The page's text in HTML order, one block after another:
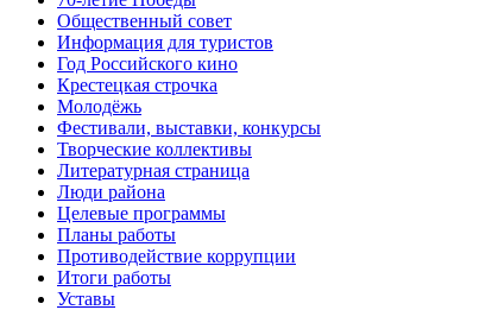
Общественный совет
Информация для туристов
Год Российского кино
Крестецкая строчка
Молодёжь
Фестивали, выставки, конкурсы
Творческие коллективы
Литературная страница
Люди района
Целевые программы
Планы работы
Противодействие коррупции
Итоги работы
Уставы